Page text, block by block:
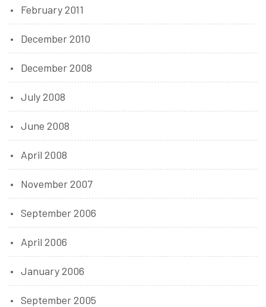
February 2011
December 2010
December 2008
July 2008
June 2008
April 2008
November 2007
September 2006
April 2006
January 2006
September 2005